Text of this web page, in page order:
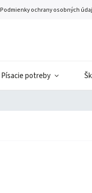
Podmienky ochrany osobných
Písacie potreby